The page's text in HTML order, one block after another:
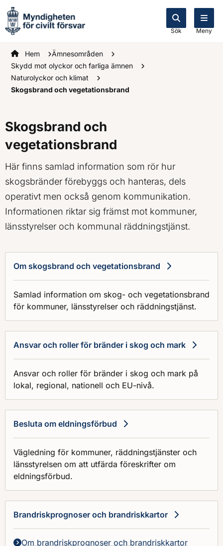
Sök Meny
Startsidan
Hem
Ämnesområden
Skydd mot olyckor och farliga ämnen
Naturolyckor och klimat
Skogsbrand och vegetationsbrand
Skogsbrand och
vegetationsbrand
Här finns samlad information som rör hur
skogsbränder förebyggs och hanteras, dels
operativt men också genom kommunikation.
Informationen riktar sig främst mot kommuner,
länsstyrelser och kommunal räddningstjänst.
Om skogsbrand och vegetationsbrand
Samlad information om skog- och vegetationsbrand
för kommuner, länsstyrelser och räddningstjänst.
Ansvar och roller för bränder i skog och mark
Ansvar och roller för bränder i skog och mark på
lokal, regional, nationell och EU-nivå.
Besluta om eldningsförbud
Vägledning för kommuner, räddningstjänster och
länsstyrelsen om att utfärda föreskrifter om
eldningsförbud.
Brandriskprognoser och brandriskkartor
Om brandriskprognoser och brandriskkartor